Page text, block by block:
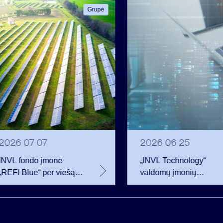
Grupė
07 07
INVL fondo įmonė
Blue“ per viešą
emisiją
12 mln. eurų –
2026 06 25
„INVL Technology“
valdomų įmonių
darbuotojai realizavo
opcionus ir tapo